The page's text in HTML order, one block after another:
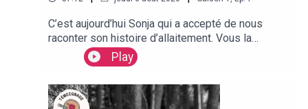
C’est aujourd’hui Sonja qui a accepté de nous
raconter son histoire d’allaitement. Vous la
connaissez peut être sous le nom @novawithlove
sur instagram ou le blog du même nom où elle
partage avec vous des bouts de sa vie de
maman. Leur histoire d’allaitement avec sa fille
Play